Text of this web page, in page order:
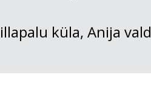
küla, Anija vald